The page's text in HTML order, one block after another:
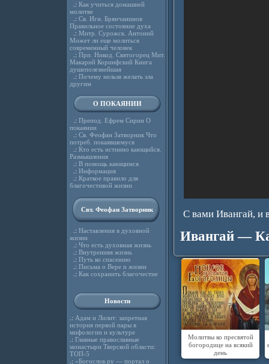
.: Как учиться домашней
молитве
.: Св. Игн. Брянчанинов
Правильное состояние духа
.: Митр. Сурожск. Антоний
Может ли еще молиться
современный человек
.: Прп. Никод. Святогорец Мит.
Макарий Коринфский Книга
душеполезнейшая
.: Почему нельзя желать зла
другим
О ПОКАЯНИИ
.: Препод. Ефрем Сирин О
покаянии
.: Св. Феофан Затворник Что
потреб. покаявшемуся
.: Кто есть истинно кающийся.
Размышления
.: В помощь кающимся
.: Информация
.: Краткое правило для
благочестивой жизни
Свт. Феофан Затворник
.: Наставления в духовной
жизни
.: Что есть духовная жизнь
.: Внутренняя жизнь
.: Путь ко спасению
.: Письма о Вере и жизни
.: Как сохранить благочестие
Новости
.: Адам и Лилит: запретная
история первой пары в
мифологии и культуре
.: Главные православные
монастыри Тверской области:
ТОП-5
.: «Богослов.ру — портал о
С вами Ивангай,
Ивангай —
Молитвы ко пресвятой
богородице на всякий
день